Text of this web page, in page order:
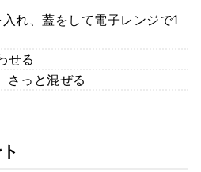
れ、蓋をして電子レンジで1
せる
っと混ぜる